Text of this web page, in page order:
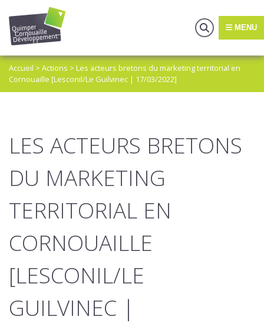
MENU
Accueil > Actions > Les acteurs bretons du marketing territorial en
Cornouaille [Lesconil/Le Guilvinec | 17/03/2022]
LES ACTEURS BRETONS
DU MARKETING
TERRITORIAL EN
CORNOUAILLE
[LESCONIL/LE
GUILVINEC |